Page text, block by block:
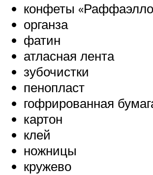
конфеты
органза
фатин
атласная лента
зубочистки
пенопласт
гофрированная
картон
клей
ножницы
кружево